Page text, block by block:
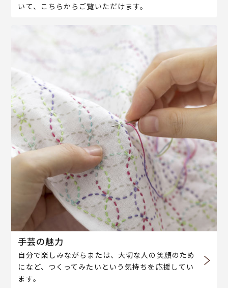
いて、こちらからご覧いただけます。
手芸の魅力
自分で楽しみながらまたは、大切な人の笑顔のため
になど、つくってみたいという気持ちを応援してい
ます。